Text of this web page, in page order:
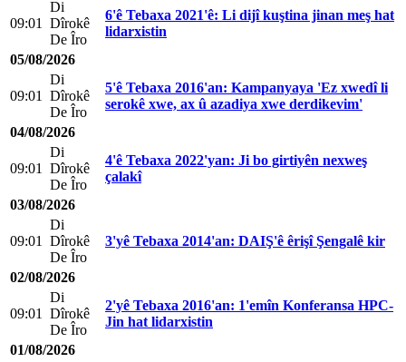
09:01
Di
Dîrokê
De Îro
6'ê Tebaxa 2021'ê: Li dijî kuştina jinan meş hat
lidarxistin
05/08/2026
09:01
Di
Dîrokê
De Îro
5'ê Tebaxa 2016'an: Kampanyaya 'Ez xwedî li
serokê xwe, ax û azadiya xwe derdikevim'
04/08/2026
09:01
Di
Dîrokê
De Îro
4'ê Tebaxa 2022'yan: Ji bo girtiyên nexweş
çalakî
03/08/2026
09:01
Di
Dîrokê
De Îro
3'yê Tebaxa 2014'an: DAIŞ'ê êrişî Şengalê kir
02/08/2026
09:01
Di
Dîrokê
De Îro
2'yê Tebaxa 2016'an: 1'emîn Konferansa HPC-
Jin hat lidarxistin
01/08/2026